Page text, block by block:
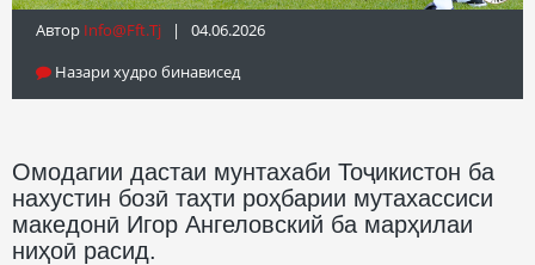
Автор Info@fft.tj | 04.06.2026
Назари худро бинависед
Омодагии дастаи мунтахаби Тоҷикистон ба
нахустин бозӣ таҳти роҳбарии мутахассиси
македонӣ Игор Ангеловский ба марҳилаи
ниҳоӣ расид.